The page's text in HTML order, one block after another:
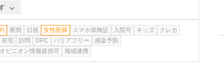
夜間 日祝 女性医師 スマホ保険証 入院可 キッズ
クレカ
在宅
訪問 DPC バリアフリー
感染予防
ピニオン情報提供可
地域連携